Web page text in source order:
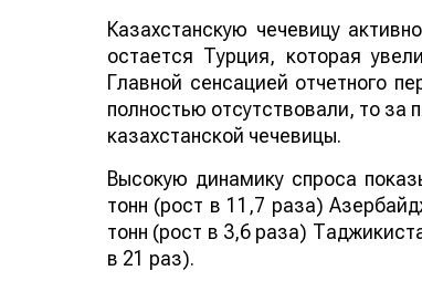
Казахстанскую чечевицу
остается Турция, которая
Главной сенсацией отчетного
полностью отсутствовали, то за
казахстанской чечевицы.
Высокую динамику спроса
тонн (рост в 11,7 раза)
тонн (рост в 3,6 раза)
в 21 раз).